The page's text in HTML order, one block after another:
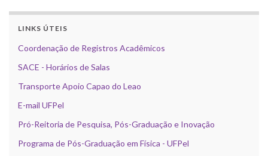
LINKS ÚTEIS
Coordenação de Registros Acadêmicos
SACE - Horários de Salas
Transporte Apoio Capao do Leao
E-mail UFPel
Pró-Reitoria de Pesquisa, Pós-Graduação e Inovação
Programa de Pós-Graduação em Física - UFPel